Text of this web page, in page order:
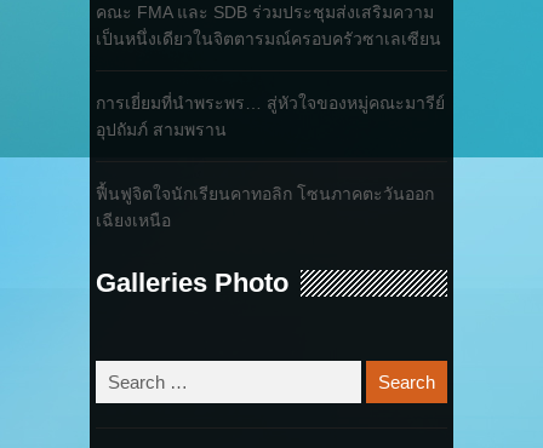
คณะ FMA และ SDB ร่วมประชุมส่งเสริมความ
เป็นหนึ่งเดียวในจิตตารมณ์ครอบครัวซาเลเซียน
การเยี่ยมที่นำพระพร… สู่หัวใจของหมู่คณะมารีย์
อุปถัมภ์ สามพราน
ฟื้นฟูจิตใจนักเรียนคาทอลิก โซนภาคตะวันออก
เฉียงเหนือ
Galleries Photo